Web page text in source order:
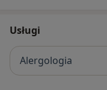
Usługi
Alergologia